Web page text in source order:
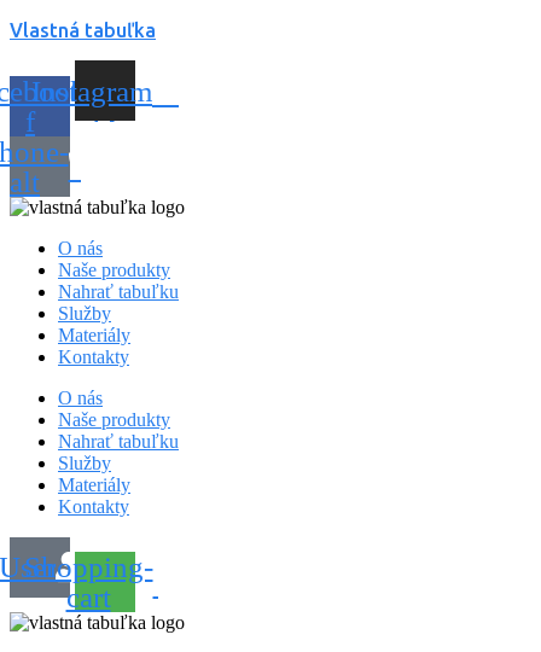
Vlastná tabuľka
f
Instagram
alt
O nás
Naše produkty
Nahrať tabuľku
Služby
Materiály
Kontakty
O nás
Naše produkty
Nahrať tabuľku
Služby
Materiály
Kontakty
Shopping-
cart